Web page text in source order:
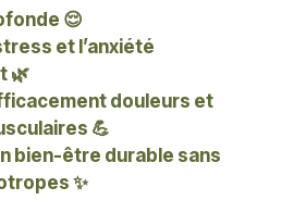
😌
et l’anxiété
🌿
douleurs et
💪
bien-être durable sans
✨